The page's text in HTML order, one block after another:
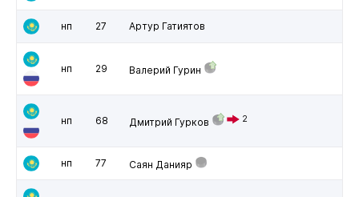
нп 27 Артур Гатиятов
нп 29 Валерий Гурин
нп 68 Дмитрий Гурков 2
нп 77 Саян Данияр